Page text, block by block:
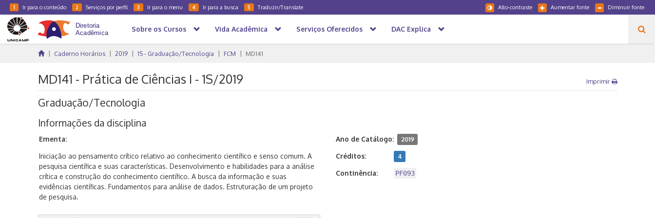
1 Ir para o conteúdo 2 Serviços por perfil 3 Ir para o menu 4 Ir para a busca 5 Traduzir/Translate Diminuir fonte
Aumentar fonte
Alto-contraste
Sobre os Cursos Vida Acadêmica Serviços Oferecidos DAC Explica
Caderno Horários 2019 1S - Graduação/Tecnologia FCM MD141
MD141 - Prática de Ciências I - 1S/2019 Imprimir
Graduação/Tecnologia
Informações da disciplina
Ementa:
Iniciação ao pensamento crítico relativo ao conhecimento científico e senso comum. A
pesquisa científica e suas características. Desenvolvimento e habilidades para a análise
crítica e construção do conhecimento científico. A busca da informação e suas
evidências científicas. Fundamentos para análise de dados. Estruturação de um projeto
de pesquisa.
Ano de Catálogo: 2019
Créditos: 4
Continência: PF093